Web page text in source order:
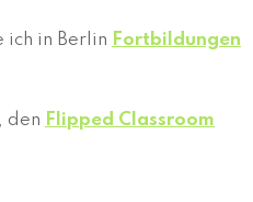
ich in Berlin Fortbildungen
, den Flipped Classroom